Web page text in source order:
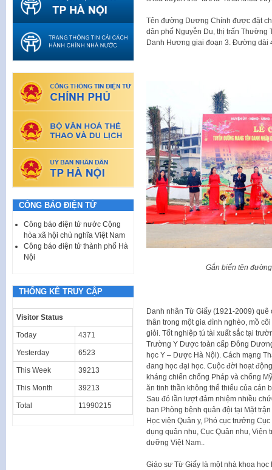
Tên đường Dương Chính được đặt
dân phố Nguyễn Du, thị trấn
Danh Hương giai đoạn 3. Đường dài
Gắn biển tên
Danh nhân Từ Giấy (1921-2009)
thân trong một gia đình nghèo, mồ
giỏi. Tốt nghiệp tú tài xuất sắc tại
Trường Y Dược toàn cấp Đông
học Y – Dược Hà Nội). Cách mạng
đang học đại học. Cuộc đời hoạt
kháng chiến chống Pháp và chống
ăn tinh thần không thể thiếu của cán
Sau đó lần lượt đảm nhiệm nhiều
ban Phòng bệnh quân đội tại Mặt
Học viện Quân y, Phó cục trưởng
dụng quân nhu, Cục Quân nhu,
dưỡng Việt Nam..
Giáo sư Từ Giấy là một nhà khoa
CÔNG BÁO ĐIỆN TỬ
Công báo điện tử nước Cộng
hòa xã hội chủ nghĩa Việt Nam
Công báo điện tử thành phố Hà
Nội
THỐNG KÊ TRUY CẬP
Visitor Status
Today 4371
Yesterday 6523
This Week 39213
This Month 39213
Total 11990215